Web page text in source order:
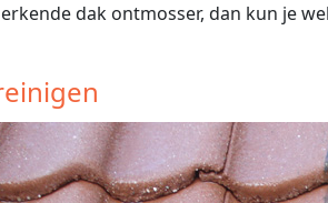
dak ontmosser, dan kun je